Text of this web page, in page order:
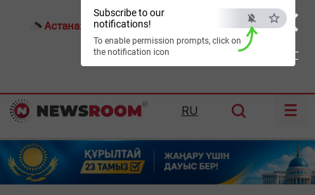
×
ESC
Subscribe to our
notifications!
To enable permission prompts, click on
the notification icon
Астана: 22°C Алматы: Шымкент:31°C
RU ☰